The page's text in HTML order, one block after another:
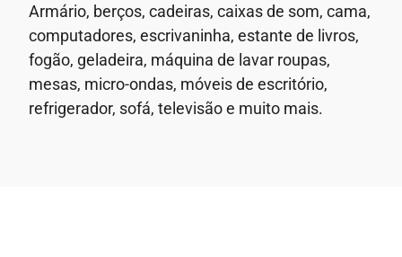
Armário, berços, cadeiras, caixas de som, cama,
computadores, escrivaninha, estante de livros,
fogão, geladeira, máquina de lavar roupas,
mesas, micro-ondas, móveis de escritório,
refrigerador, sofá, televisão e muito mais.